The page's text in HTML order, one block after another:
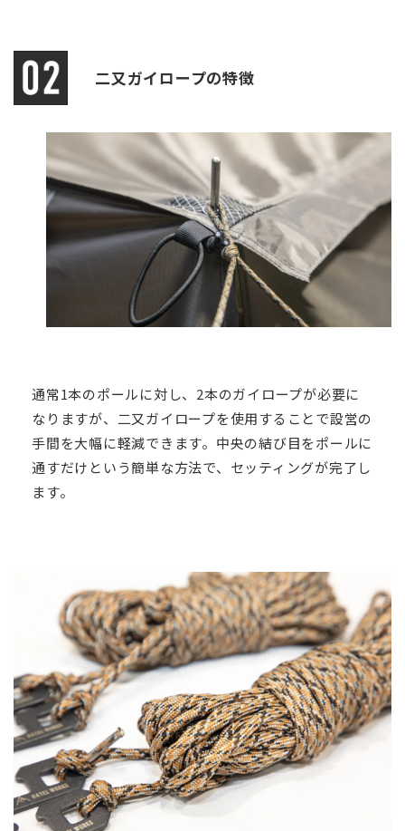
二又ガイロープの特徴
通常1本のポールに対し、2本のガイロープが必要に
なりますが、二又ガイロープを使用することで設営の
手間を大幅に軽減できます。中央の結び目をポールに
通すだけという簡単な方法で、セッティングが完了し
ます。